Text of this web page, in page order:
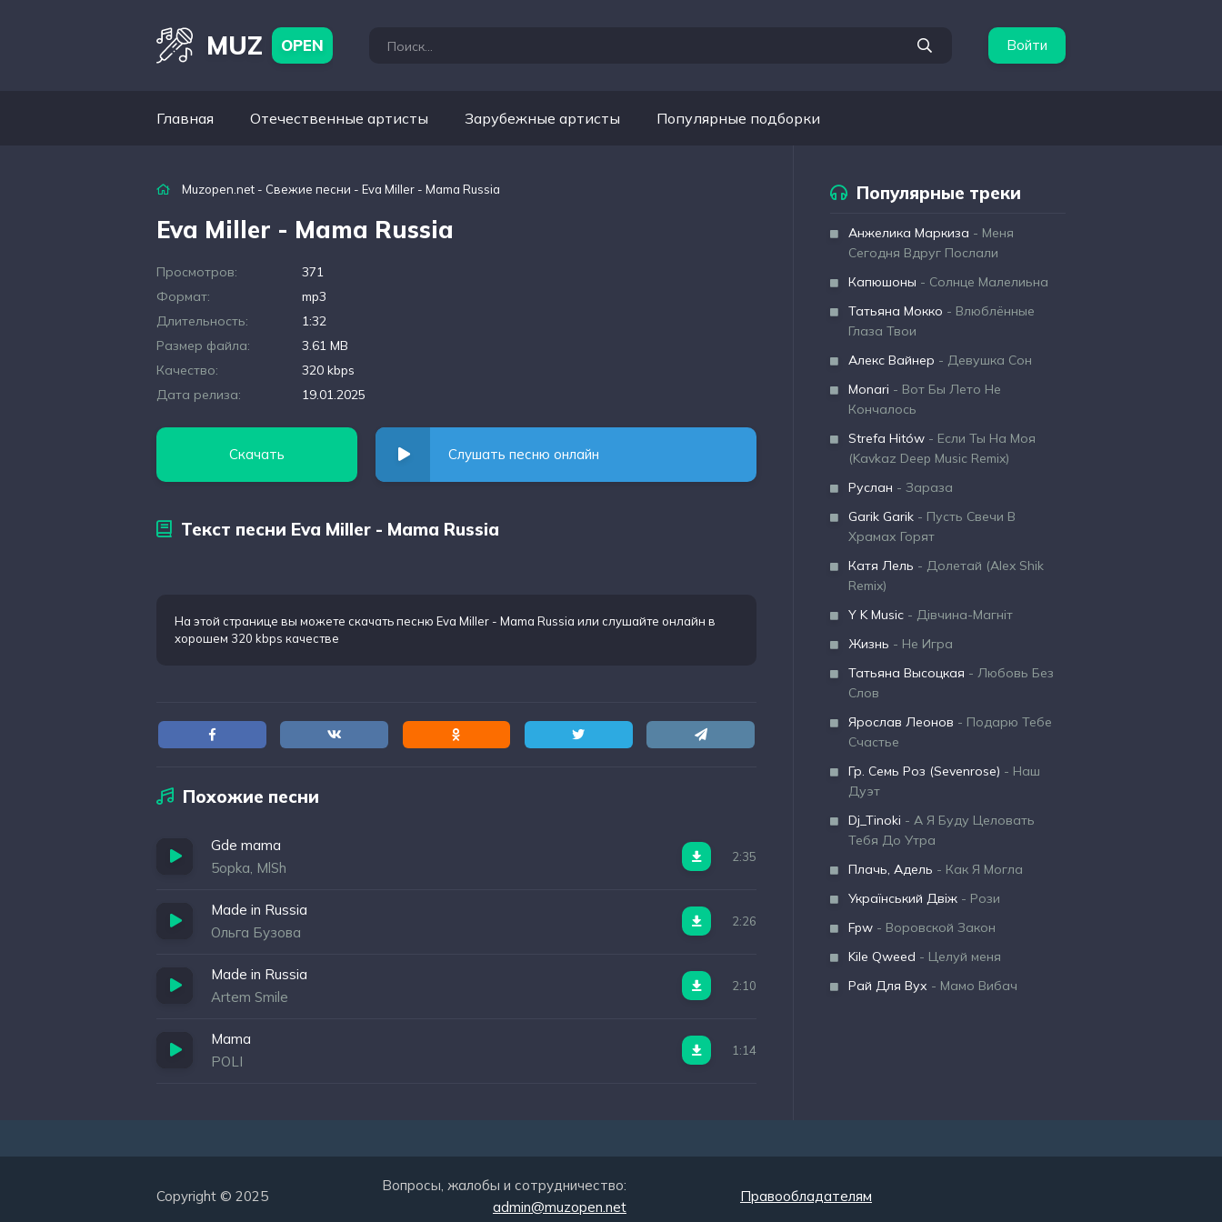
MUZ OPEN Войти
Главная Отечественные артисты Зарубежные артисты Популярные подборки
Muzopen.net - Свежие песни - Eva Miller - Mama Russia
Eva Miller - Mama Russia
Просмотров:
371
Формат:
mp3
Длительность:
1:32
Размер файла:
3.61 MB
Качество:
320 kbps
Дата релиза:
19.01.2025
Скачать Слушать песню онлайн
Текст песни Eva Miller - Mama Russia
На этой странице вы можете скачать песню Eva Miller - Mama Russia или слушайте онлайн в
хорошем 320 kbps качестве
Похожие песни
Gde mama
5opka, MlSh
2:35
Made in Russia
Ольга Бузова
2:26
Made in Russia
Artem Smile
2:10
Mama
POLI
1:14
Популярные треки
Анжелика Маркиза - Меня
Сегодня Вдруг Послали
Капюшоны - Солнце Малелиьна
Татьяна Мокко - Влюблённые
Глаза Твои
Алекс Вайнер - Девушка Сон
Monari - Вот Бы Лето Не
Кончалось
Strefa Hitów - Если Ты На Моя
(Kavkaz Deep Music Remix)
Руслан - Зараза
Garik Garik - Пусть Свечи В
Храмах Горят
Катя Лель - Долетай (Alex Shik
Remix)
Y K Music - Дівчина-Магніт
Жизнь - Не Игра
Татьяна Высоцкая - Любовь Без
Слов
Ярослав Леонов - Подарю Тебе
Счастье
Гр. Семь Роз (Sevenrose) - Наш
Дуэт
Dj_Tinoki - А Я Буду Целовать
Тебя До Утра
Плачь, Адель - Как Я Могла
Український Двіж - Рози
Fpw - Воровской Закон
Kile Qweed - Целуй меня
Рай Для Вух - Мамо Вибач
Copyright © 2025
Вопросы, жалобы и сотрудничество:
admin@muzopen.net
Правообладателям